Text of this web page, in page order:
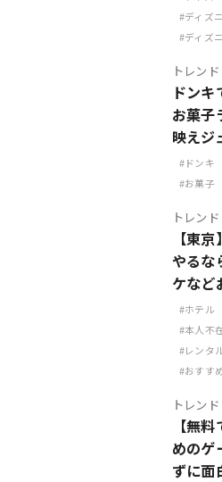
ディズ
ディズ
トレンド
ドン
お菓子
映えジ
ドンキ
お菓子
トレンド
【東
やるな
ケなど
ホテル
本人不
レンタ
おすす
トレンド
【無
めのゲ
ずに面